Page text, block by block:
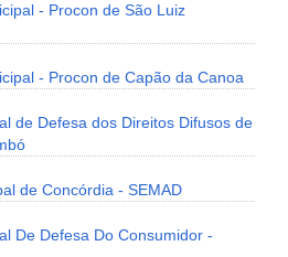
- Procon de São Luiz
- Procon de Capão da Canoa
de Defesa dos Direitos Difusos de
de Concórdia - SEMAD
De Defesa Do Consumidor -